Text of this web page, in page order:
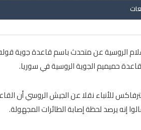
الروسية عن متحدث باسم قاعدة جوية
حميميم الجوية الروسية في سوريا.
للأنباء نقلا عن الجيش الروسي أن
إنه يرصد لحظة إصابة الطائرات المجهولة.